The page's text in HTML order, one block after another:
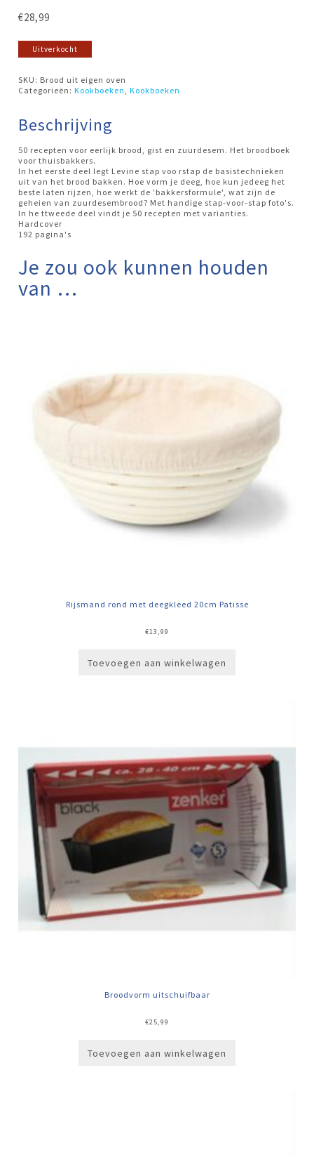
€28,99
Uitverkocht
SKU: Brood uit eigen oven
Categorieën:Kookboeken,Kookboeken
Beschrijving
50 recepten voor eerlijk brood, gist en zuurdesem. Het broodboek
voor thuisbakkers.
In het eerste deel legt Levine stap voo rstap de basistechnieken
uit van het brood bakken. Hoe vorm je deeg, hoe kun jedeeg het
beste laten rijzen, hoe werkt de 'bakkersformule', wat zijn de
geheien van zuurdesembrood? Met handige stap-voor-stap foto's.
In he ttweede deel vindt je 50 recepten met varianties.
Hardcover
192 pagina's
Je zou ook kunnen houden
van …
Rijsmand rond met deegkleed 20cm Patisse
€13,99
Toevoegen aan winkelwagen
Broodvorm uitschuifbaar
€25,99
Toevoegen aan winkelwagen